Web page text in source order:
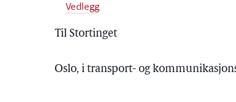
Vedlegg
Til Stortinget
Oslo, i transport- og